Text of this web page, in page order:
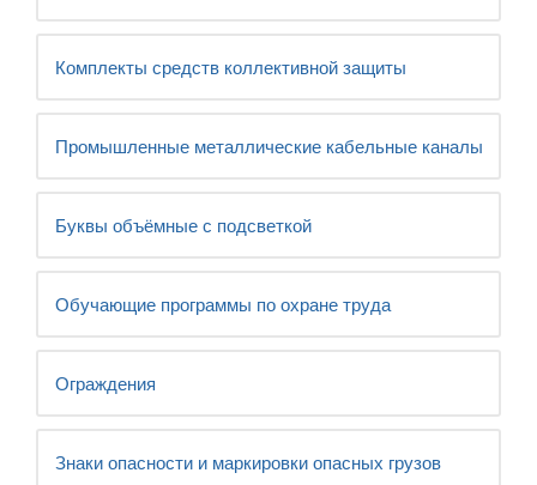
Комплекты средств коллективной защиты
Промышленные металлические кабельные каналы
Буквы объёмные с подсветкой
Обучающие программы по охране труда
Ограждения
Знаки опасности и маркировки опасных грузов